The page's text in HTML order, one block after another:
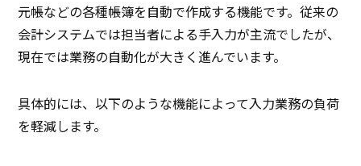
元帳などの各種帳簿を自動で作成する機能です。従来の
会計システムでは担当者による手入力が主流でしたが、
現在では業務の自動化が大きく進んでいます。
具体的には、以下のような機能によって入力業務の負荷
を軽減します。